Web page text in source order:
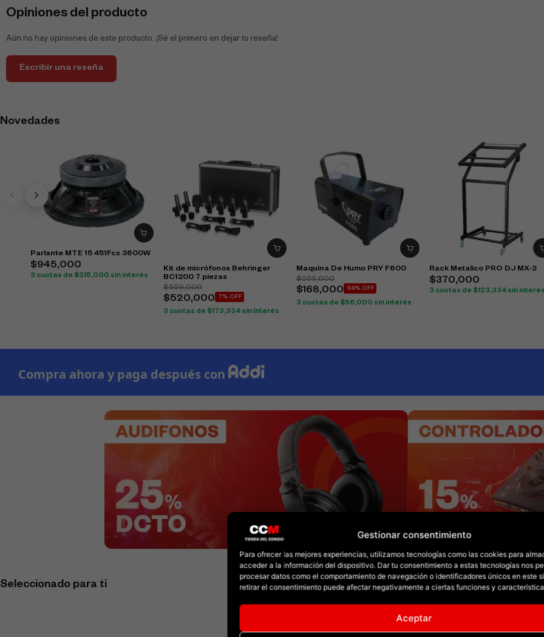
Gestionar consentimiento
Para ofrecer las mejores experiencias, utilizamos tecnologías como las cookies para
acceder a la información del dispositivo. Dar tu consentimiento a estas tecnologías nos
procesar datos como el comportamiento de navegación o identificadores únicos en este
retirar el consentimiento puede afectar negativamente a ciertas funciones y
Aceptar
Opiniones del producto
Aún no hay opiniones de este producto. ¡Sé el primero en dejar tu reseña!
Escribir una reseña
Novedades
Parlante MTE 15 451Fcx 3600W
$945,000
3 cuotas de $315,000 sin interés
Kit de micrófonos Behringer
BC1200 7 piezas
$559,000
$520,000 7% OFF
3 cuotas de $173,334sin interés
Maquina De Humo PRY F600
$255,000
$168,000 34% OFF
3 cuotas de $56,000 sin interés
Rack Metalico PRO DJ MX-2
$370,000
3 cuotas de $123,334 sin interés
Seleccionado para ti